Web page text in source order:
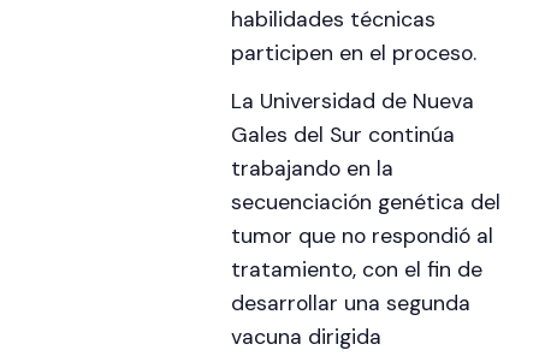
habilidades técnicas
participen en el proceso.
La Universidad de Nueva
Gales del Sur continúa
trabajando en la
secuenciación genética del
tumor que no respondió al
tratamiento, con el fin de
desarrollar una segunda
vacuna dirigida